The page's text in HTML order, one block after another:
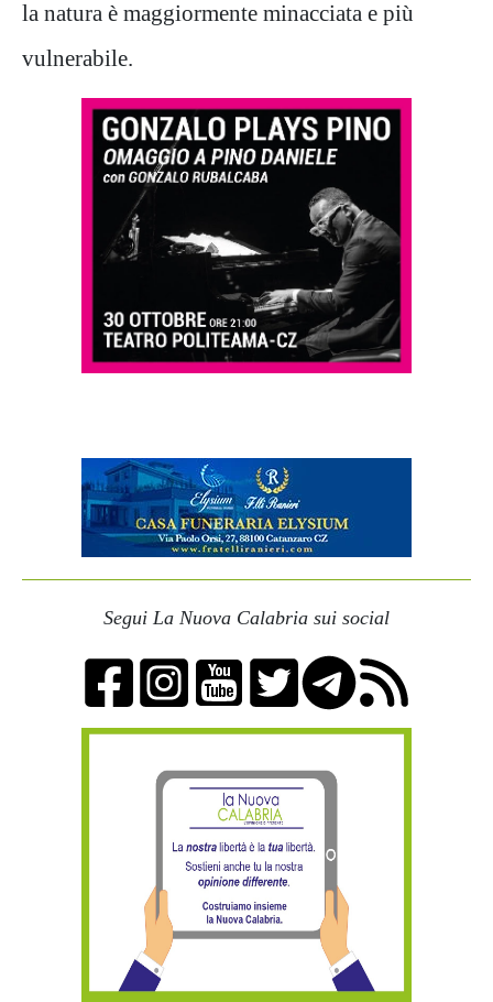
la natura è maggiormente minacciata e più
vulnerabile.
Segui La Nuova Calabria sui social